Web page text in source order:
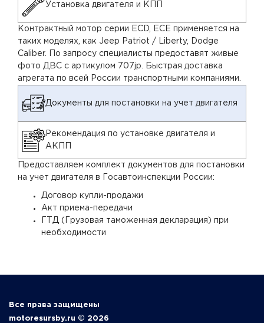
Установка двигателя и КПП
Контрактный мотор серии ECD, ECE применяется на
таких моделях, как Jeep Patriot / Liberty, Dodge
Caliber. По запросу специалисты предоставят живые
фото ДВС с артикулом 707jp. Быстрая доставка
агрегата по всей России транспортными компаниями.
Документы для постановки на учет двигателя
Рекомендация по установке двигателя и
АКПП
Предоставляем комплект документов для постановки
на учет двигателя в Госавтоинспекции России:
Договор купли-продажи
Акт приема-передачи
ГТД (Грузовая таможенная декларация) при
необходимости
Все права защищены
motoresursby.ru © 2026